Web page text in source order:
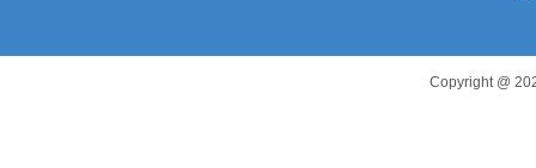
Copyright @